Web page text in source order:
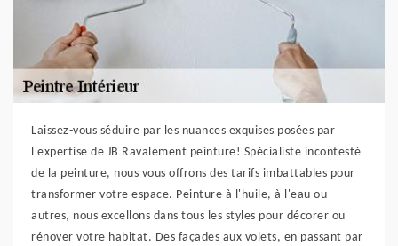
Laissez-vous séduire par les nuances exquises posées par
l'expertise de JB Ravalement peinture! Spécialiste incontesté
de la peinture, nous vous offrons des tarifs imbattables pour
transformer votre espace. Peinture à l'huile, à l'eau ou
autres, nous excellons dans tous les styles pour décorer ou
rénover votre habitat. Des façades aux volets, en passant par